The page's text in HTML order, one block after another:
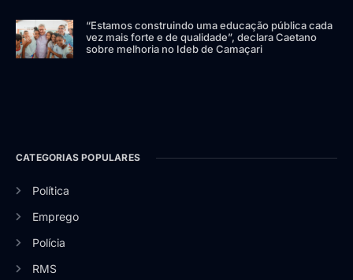
“Estamos construindo uma educação pública cada
vez mais forte e de qualidade”, declara Caetano
sobre melhoria no Ideb de Camaçari
CATEGORIAS POPULARES
Política
Emprego
Polícia
RMS